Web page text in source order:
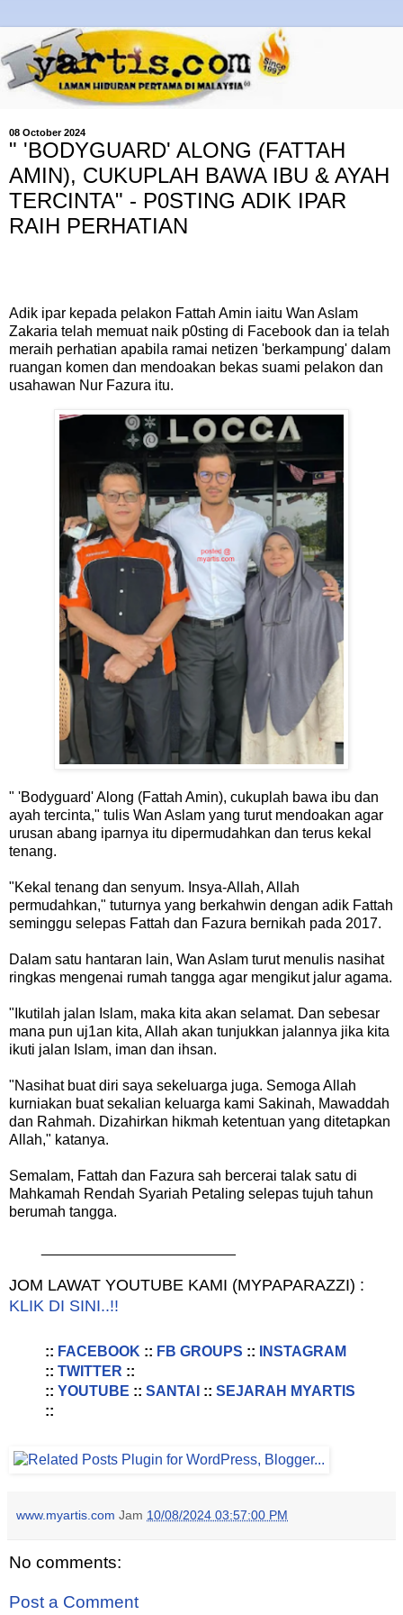
08 October 2024
" 'BODYGUARD' ALONG (FATTAH
AMIN), CUKUPLAH BAWA IBU & AYAH
TERCINTA" - P0STING ADIK IPAR
RAIH PERHATIAN
Adik ipar kepada pelakon Fattah Amin iaitu Wan Aslam
Zakaria telah memuat naik p0sting di Facebook dan ia telah
meraih perhatian apabila ramai netizen 'berkampung' dalam
ruangan komen dan mendoakan bekas suami pelakon dan
usahawan Nur Fazura itu.
" 'Bodyguard' Along (Fattah Amin), cukuplah bawa ibu dan
ayah tercinta," tulis Wan Aslam yang turut mendoakan agar
urusan abang iparnya itu dipermudahkan dan terus kekal
tenang.
"Kekal tenang dan senyum. Insya-Allah, Allah
permudahkan," tuturnya yang berkahwin dengan adik Fattah
seminggu selepas Fattah dan Fazura bernikah pada 2017.
Dalam satu hantaran lain, Wan Aslam turut menulis nasihat
ringkas mengenai rumah tangga agar mengikut jalur agama.
"Ikutilah jalan Islam, maka kita akan selamat. Dan sebesar
mana pun uj1an kita, Allah akan tunjukkan jalannya jika kita
ikuti jalan Islam, iman dan ihsan.
"Nasihat buat diri saya sekeluarga juga. Semoga Allah
kurniakan buat sekalian keluarga kami Sakinah, Mawaddah
dan Rahmah. Dizahirkan hikmah ketentuan yang ditetapkan
Allah," katanya.
Semalam, Fattah dan Fazura sah bercerai talak satu di
Mahkamah Rendah Syariah Petaling selepas tujuh tahun
berumah tangga.
JOM LAWAT YOUTUBE KAMI (MYPAPARAZZI) :
KLIK DI SINI..!!
:: FACEBOOK :: FB GROUPS ::
INSTAGRAM
:: TWITTER ::
:: YOUTUBE :: SANTAI :: SEJARAH MYARTIS
::
www.myartis.com Jam 10/08/2024 03:57:00 PM
No comments:
Post a Comment